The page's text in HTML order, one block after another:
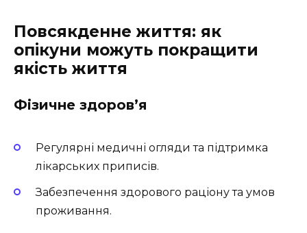
Повсякденне життя: як
опікуни можуть покращити
якість життя
Фізичне здоров’я
Регулярні медичні огляди та підтримка
лікарських приписів.
Забезпечення здорового раціону та умов
проживання.